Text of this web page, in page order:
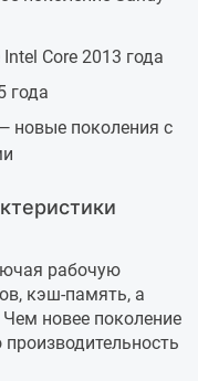
Core 2013 года
года
новые поколения с
рабочую
кэш-память, а
новее поколение